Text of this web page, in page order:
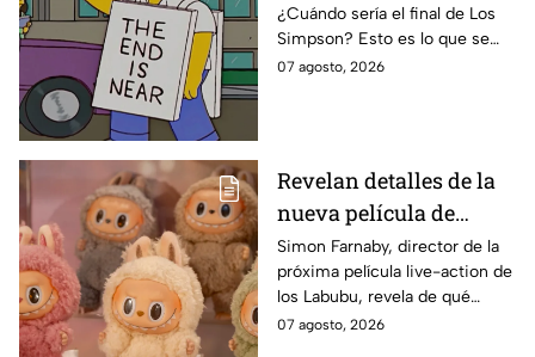
de Bart Simpson da
IMPACTANTE
declaración
¿Cuándo sería el final de Los
Simpson? Esto es lo que se
sabe:
07 agosto, 2026
Revelan detalles de la
nueva película de
Labubu: de qué tratará
y cuándo se estrena
Simon Farnaby, director de la
próxima película live-action de
los Labubu, revela de qué
tratará la cinta. Aquí te
07 agosto, 2026